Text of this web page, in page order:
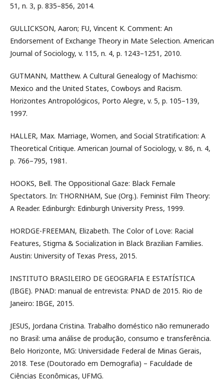
51, n. 3, p. 835–856, 2014.
GULLICKSON, Aaron; FU, Vincent K. Comment: An
Endorsement of Exchange Theory in Mate Selection. American
Journal of Sociology, v. 115, n. 4, p. 1243–1251, 2010.
GUTMANN, Matthew. A Cultural Genealogy of Machismo:
Mexico and the United States, Cowboys and Racism.
Horizontes Antropológicos, Porto Alegre, v. 5, p. 105–139,
1997.
HALLER, Max. Marriage, Women, and Social Stratification: A
Theoretical Critique. American Journal of Sociology, v. 86, n. 4,
p. 766–795, 1981.
HOOKS, Bell. The Oppositional Gaze: Black Female
Spectators. In: THORNHAM, Sue (Org.). Feminist Film Theory:
A Reader. Edinburgh: Edinburgh University Press, 1999.
HORDGE-FREEMAN, Elizabeth. The Color of Love: Racial
Features, Stigma & Socialization in Black Brazilian Families.
Austin: University of Texas Press, 2015.
INSTITUTO BRASILEIRO DE GEOGRAFIA E ESTATÍSTICA
(IBGE). PNAD: manual de entrevista: PNAD de 2015. Rio de
Janeiro: IBGE, 2015.
JESUS, Jordana Cristina. Trabalho doméstico não remunerado
no Brasil: uma análise de produção, consumo e transferência.
Belo Horizonte, MG: Universidade Federal de Minas Gerais,
2018. Tese (Doutorado em Demografia) – Faculdade de
Ciências Econômicas, UFMG.